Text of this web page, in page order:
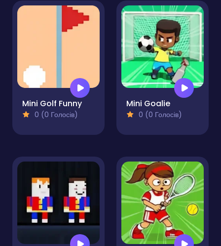
Mini Golf Funny
0 (0 Голосів)
Mini Goalie
0 (0 Голосів)